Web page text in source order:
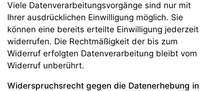
Viele Datenverarbeitungsvorgänge sind nur mit
Ihrer ausdrücklichen Einwilligung möglich. Sie
können eine bereits erteilte Einwilligung jederzeit
widerrufen. Die Rechtmäßigkeit der bis zum
Widerruf erfolgten Datenverarbeitung bleibt vom
Widerruf unberührt.
Widerspruchsrecht gegen die Datenerhebung in